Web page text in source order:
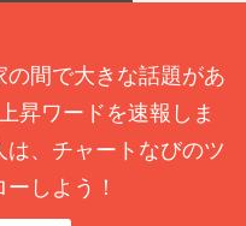
間で大きな話題があ
昇ワードを速報しま
、チャートなびのツ
しよう！